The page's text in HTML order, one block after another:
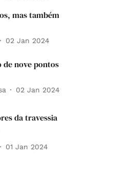
mas também
02 Jan 2024
de nove pontos
02 Jan 2024
da travessia
01 Jan 2024